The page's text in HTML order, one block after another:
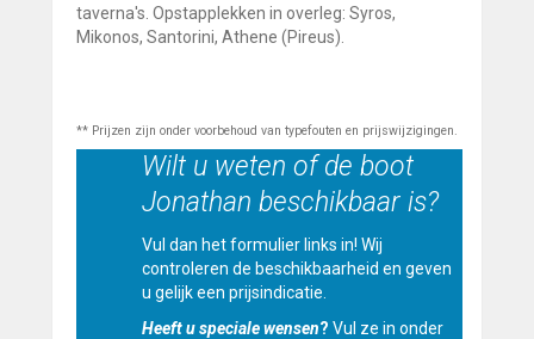
taverna's. Opstapplekken in overleg: Syros,
Mikonos, Santorini, Athene (Pireus).
** Prijzen zijn onder voorbehoud van typefouten en prijswijzigingen.
Wilt u weten of de boot
Jonathan beschikbaar is?
Vul dan het formulier links in! Wij
controleren de beschikbaarheid en geven
u gelijk een prijsindicatie.
Heeft u speciale wensen? Vul ze in onder